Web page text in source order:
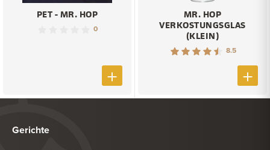
PET - MR. HOP
0
MR. HOP
VERKOSTUNGSGLAS
(KLEIN)
8.5
Gerichte